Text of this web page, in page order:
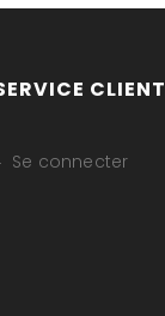
CLIENT
Se connecter